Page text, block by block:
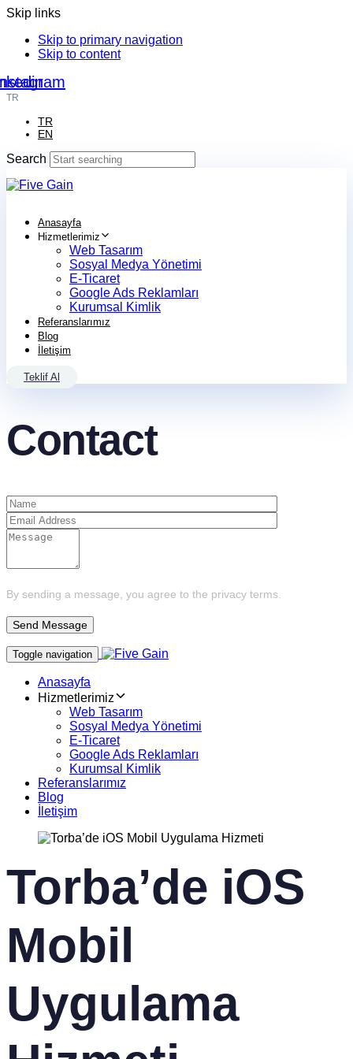
Skip links
Skip to primary navigation
Skip to content
TR
TR
EN
Search
Anasayfa
Hizmetlerimiz
Web Tasarım
Sosyal Medya Yönetimi
E-Ticaret
Google Ads Reklamları
Kurumsal Kimlik
Referanslarımız
Blog
İletişim
Teklif Al
Contact
By sending a message, you agree to the privacy terms.
Toggle navigation
Anasayfa
Hizmetlerimiz
Web Tasarım
Sosyal Medya Yönetimi
E-Ticaret
Google Ads Reklamları
Kurumsal Kimlik
Referanslarımız
Blog
İletişim
Torba’de iOS
Mobil
Uygulama